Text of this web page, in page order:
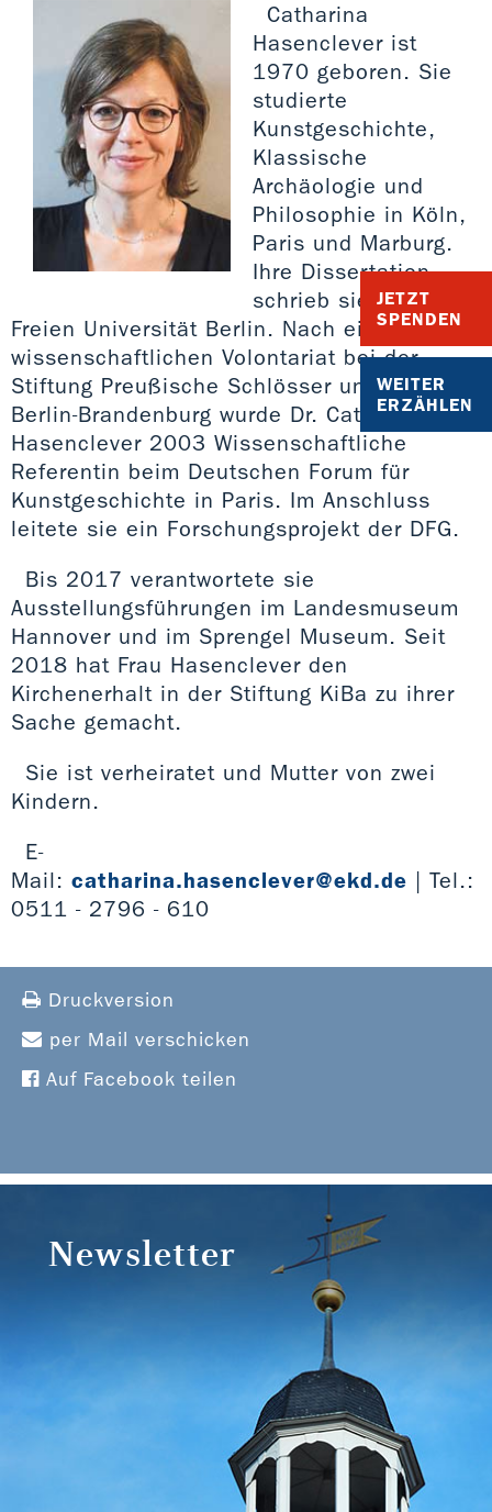
JETZT
SPENDEN
WEITER
ERZÄHLEN
Catharina
Hasenclever ist
1970 geboren. Sie
studierte
Kunstgeschichte,
Klassische
Archäologie und
Philosophie in Köln,
Paris und Marburg.
Ihre Dissertation
schrieb sie an der
Freien Universität Berlin. Nach einem
wissenschaftlichen Volontariat bei der
Stiftung Preußische Schlösser und Gärten
Berlin-Brandenburg wurde Dr. Catharina
Hasenclever 2003 Wissenschaftliche
Referentin beim Deutschen Forum für
Kunstgeschichte in Paris. Im Anschluss
leitete sie ein Forschungsprojekt der DFG.
Bis 2017 verantwortete sie
Ausstellungsführungen im Landesmuseum
Hannover und im Sprengel Museum. Seit
2018 hat Frau Hasenclever den
Kirchenerhalt in der Stiftung KiBa zu ihrer
Sache gemacht.
Sie ist verheiratet und Mutter von zwei
Kindern.
E-
Mail: catharina.hasenclever@ekd.de | Tel.:
0511 - 2796 - 610
Druckversion
per Mail verschicken
Auf Facebook teilen
Newsletter